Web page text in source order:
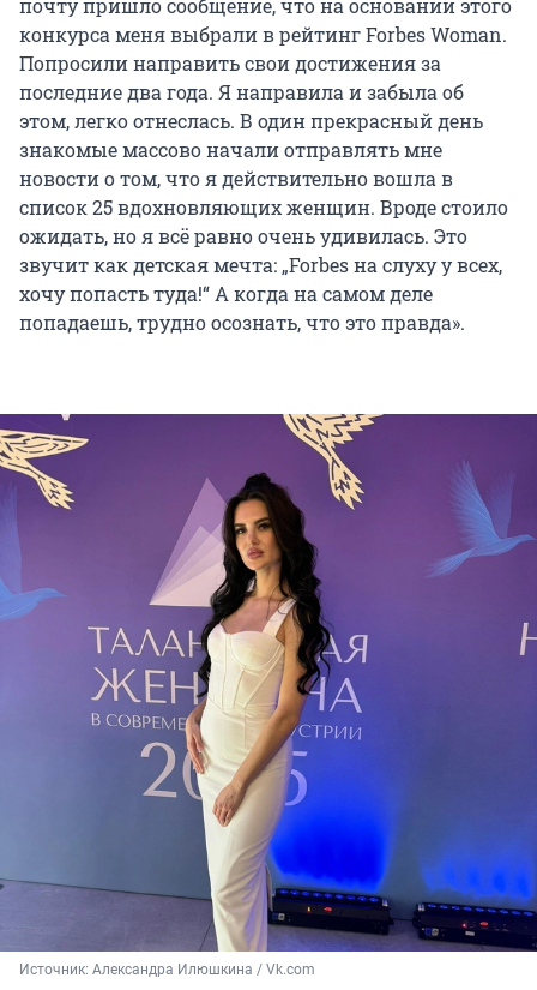
почту пришло сообщение, что на основании этого
конкурса меня выбрали в рейтинг Forbes Woman.
Попросили направить свои достижения за
последние два года. Я направила и забыла об
этом, легко отнеслась. В один прекрасный день
знакомые массово начали отправлять мне
новости о том, что я действительно вошла в
список 25 вдохновляющих женщин. Вроде стоило
ожидать, но я всё равно очень удивилась. Это
звучит как детская мечта: „Forbes на слуху у всех,
хочу попасть туда!“ А когда на самом деле
попадаешь, трудно осознать, что это правда».
Источник: Александра Илюшкина / Vk.com